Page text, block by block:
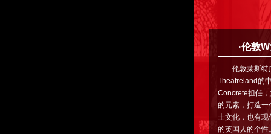
·伦敦
伦敦莱斯特
Theatreland的
Concrete担任
的元素，打造一
士文化，也有现
的英国人的个性